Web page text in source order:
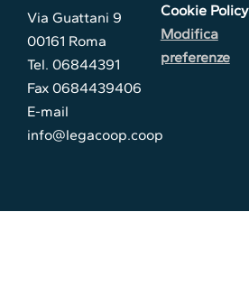
Via Guattani 9
00161 Roma
Tel. 06844391
Fax 0684439406
E-mail
info@legacoop.coop
Cookie Policy
Modifica
preferenze